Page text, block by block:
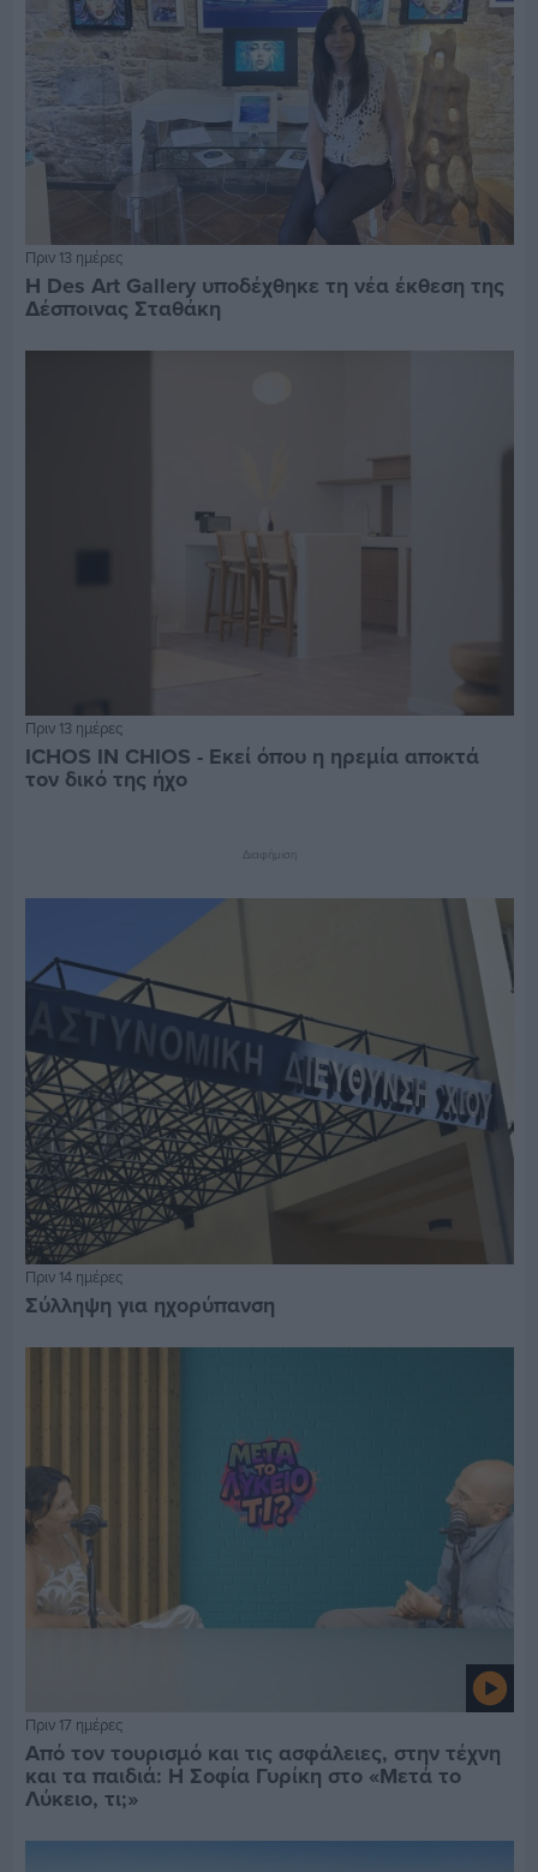
Πριν 13 ημέρες
Η Des Art Gallery υποδέχθηκε τη νέα έκθεση της
Δέσποινας Σταθάκη
Πριν 13 ημέρες
ICHOS IN CHIOS - Εκεί όπου η ηρεμία αποκτά
τον δικό της ήχο
Διαφήμιση
Πριν 14 ημέρες
Σύλληψη για ηχορύπανση
Πριν 17 ημέρες
Από τον τουρισμό και τις ασφάλειες, στην τέχνη
και τα παιδιά: Η Σοφία Γυρίκη στο «Μετά το
Λύκειο, τι;»